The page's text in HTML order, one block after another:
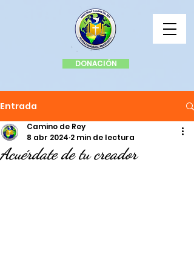
DONACIÓN
Entrada
Acuérdate de tu creador
Camino de Rey
8 abr 2024 2 min de lectura